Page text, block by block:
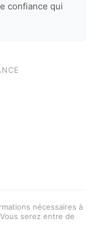
confiance qui
nécessaires à
serez entre de